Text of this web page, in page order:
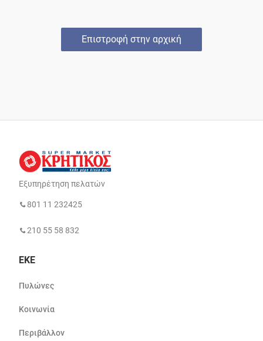
Επιστροφή στην αρχική
Εξυπηρέτηση πελατών
801 11 232425
210 55 58 832
ΕΚΕ
Πυλώνες
Κοινωνία
Περιβάλλον